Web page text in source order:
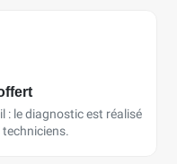
: le diagnostic est réalisé